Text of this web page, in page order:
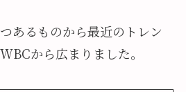
あるものから最近のトレン
から広まりました。